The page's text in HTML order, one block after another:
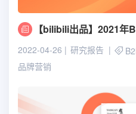
【bilibili出品】2021年
2022-04-26 研究报告
品牌营销